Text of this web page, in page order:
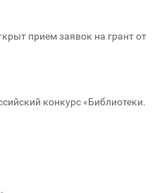
прием заявок на грант от
конкурс «Библиотеки.